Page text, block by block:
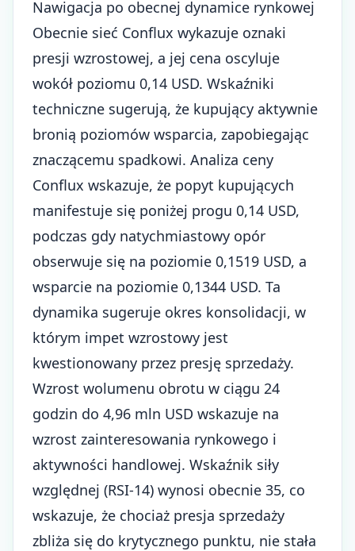
Nawigacja po obecnej dynamice rynkowej
Obecnie sieć Conflux wykazuje oznaki
presji wzrostowej, a jej cena oscyluje
wokół poziomu 0,14 USD. Wskaźniki
techniczne sugerują, że kupujący aktywnie
bronią poziomów wsparcia, zapobiegając
znaczącemu spadkowi. Analiza ceny
Conflux wskazuje, że popyt kupujących
manifestuje się poniżej progu 0,14 USD,
podczas gdy natychmiastowy opór
obserwuje się na poziomie 0,1519 USD, a
wsparcie na poziomie 0,1344 USD. Ta
dynamika sugeruje okres konsolidacji, w
którym impet wzrostowy jest
kwestionowany przez presję sprzedaży.
Wzrost wolumenu obrotu w ciągu 24
godzin do 4,96 mln USD wskazuje na
wzrost zainteresowania rynkowego i
aktywności handlowej. Wskaźnik siły
względnej (RSI-14) wynosi obecnie 35, co
wskazuje, że chociaż presja sprzedaży
zbliża się do krytycznego punktu, nie stała